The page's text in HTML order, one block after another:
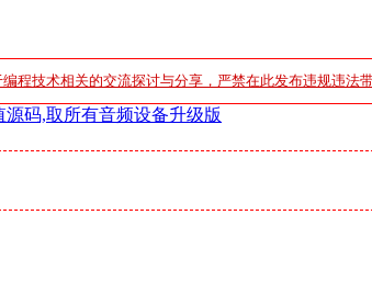
程技术相关的交流探讨与分享，严禁在此发布违规违
码,取所有音频设备升级版